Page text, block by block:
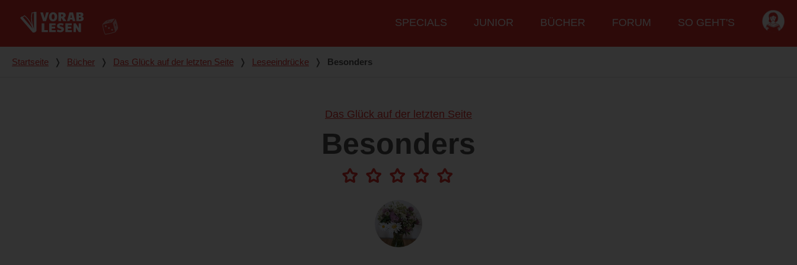
Hauptmenü
SPECIALS JUNIOR BÜCHER FORUM SO GEHT'S
Du bist hier
Startseite ❭ Bücher ❭ Das Glück auf der letzten Seite ❭ Leseeindrücke ❭ Besonders
Das Glück auf der letzten Seite
Besonders